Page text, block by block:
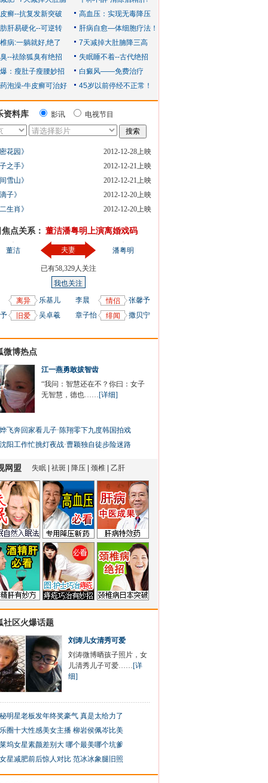
资料库 影讯 电视节目
花园》
2012-12-28上映
之手》
2012-12-21上映
雪山》
2012-12-21上映
子》
2012-12-20上映
生肖》
2012-12-20上映
点关系： 董洁潘粤明上演离婚戏码
董洁 夫妻
已有58,329人关注
我也关注
潘粤明
离异
乐基儿
旧爱 吴卓羲
李晨 情侣
张馨予
章子怡
绯闻 撒贝宁
微博热点
江一燕勇敢拔智齿
“我问：智慧还在不？你曰：女子
无智慧，德也……[详细]
飞奔回家看儿子·陈翔零下九度韩国拍戏
阳工作忙挑灯夜战·曹颖独自徒步险迷路
社区火爆话题
刘涛儿女清秀可爱
刘涛微博晒孩子照片，女
儿清秀儿子可爱……[详
细]
明星老板发年终奖豪气 真是太给力了
圈十大性感美女主播 柳岩侯佩岑比美
坞女星素颜差别大 哪个最美哪个坑爹
星减肥前后惊人对比 范冰冰象腿旧照